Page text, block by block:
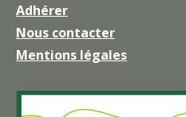
une
nouvelle
fenêtre
Adhérer
Nous contacter
Mentions légales